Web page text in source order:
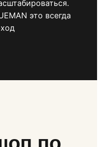
это всегда